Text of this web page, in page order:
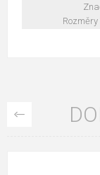
Rozměry